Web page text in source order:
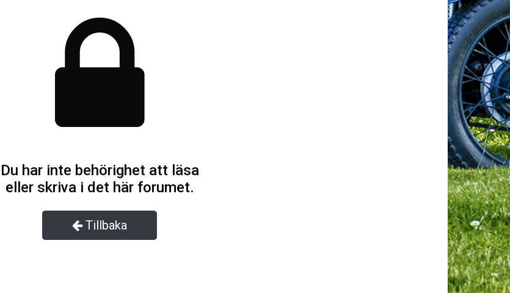
Du har inte behörighet att läsa
eller skriva i det här forumet.
Tillbaka